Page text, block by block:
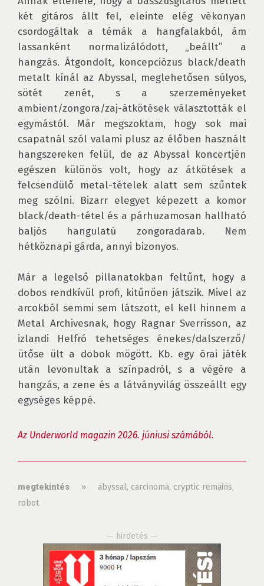
két gitáros állt fel, eleinte elég vékonyan
csordogáltak a témák a hangfalakból, ám
lassanként normalizálódott, „beállt” a
hangzás. Átgondolt, koncepciózus black/death
metalt kínál az Abyssal, meglehetősen súlyos,
sötét zenét, s a szerzeményeket
ambient/zongora/zaj-átkötések választották el
egymástól. Már megszoktam, hogy sok mai
csapatnál szól valami plusz az élőben használt
hangszereken felül, de az Abyssal koncertjén
egészen különös volt, hogy az átkötések a
felcsendülő metal-tételek alatt sem szűntek
meg szólni. Bizarr elegyet képezett a komor
black/death-tétel és a párhuzamosan hallható
baljós hangulatú zongoradarab. Nem
hétköznapi gárda, annyi bizonyos.
Már a legelső pillanatokban feltűnt, hogy a
dobos rendkívül profi, kitűnően játszik. Mivel az
arcokból semmi sem látszott, el kell hinnem a
Metal Archivesnak, hogy Ragnar Sverrisson, az
izlandi Helfró tehetséges énekes/dalszerző/
ütőse ült a dobok mögött. Kb. egy órai játék
után levonultak a színpadról, s a végére a
hangzás, a zene és a látványvilág összeállt egy
egységes képpé.
Az Underworld magazin 2026. júniusi számából.
megtekintés » abyssal, carcinoma, cryptic remains,
robot
— hirdetés —